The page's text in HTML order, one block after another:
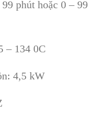
phút hoặc 0 – 99
– 134 0C
4,5 kW